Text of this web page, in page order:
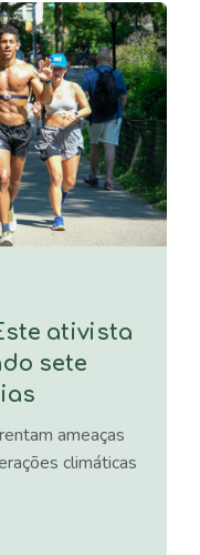
ativista
sete
ameaças
climáticas